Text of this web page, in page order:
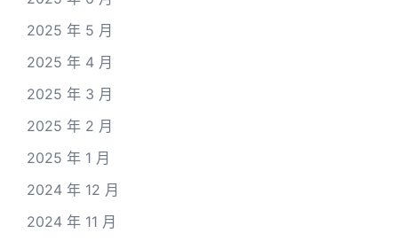
2025 年 5 月
2025 年 4 月
2025 年 3 月
2025 年 2 月
2025 年 1 月
2024 年 12 月
2024 年 11 月